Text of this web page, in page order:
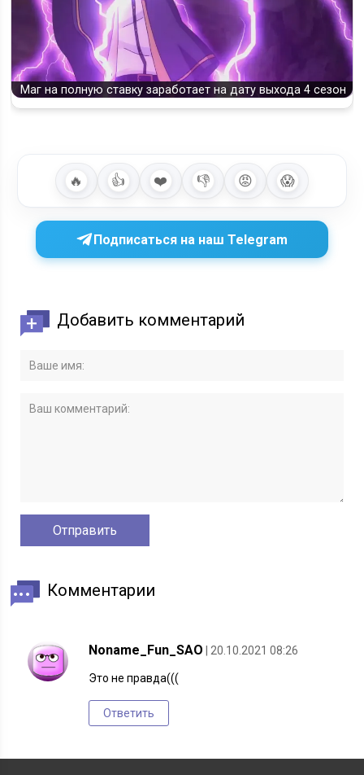
Маг на полную ставку заработает на дату выхода 4 сезон
🔥 👍 ❤️ 👎 😡 😱
Подписаться на наш Telegram
Добавить комментарий
Комментарии
Noname_Fun_SAO | 20.10.2021 08:26
Это не правда(((
Ответить